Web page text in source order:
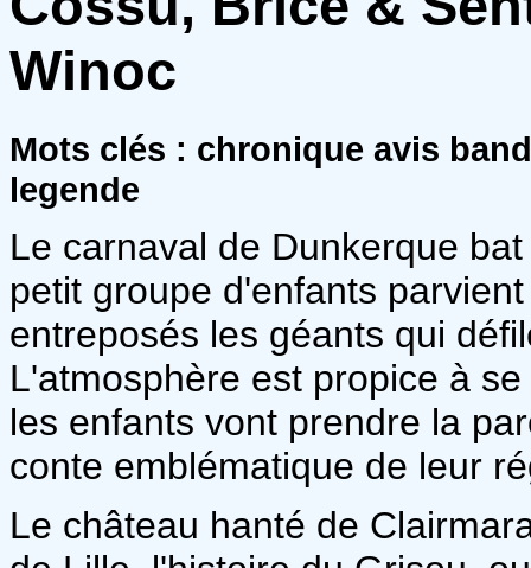
Winoc
Mots clés : chronique avis
legende
Le carnaval de Dunkerque
petit groupe d'enfants
entreposés les géants qui
L'atmosphère est propice à
les enfants vont prendre la
conte emblématique de leur
Le château hanté de